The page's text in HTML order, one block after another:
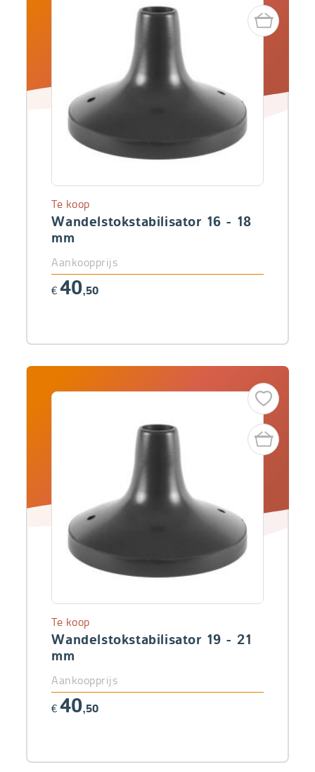
Wandelstokstabilisator 16 - 18
mm
Te koop
Aankoopprijs
€ 40,50
Wandelstokstabilisator 19 - 21
mm
Te koop
Aankoopprijs
€ 40,50